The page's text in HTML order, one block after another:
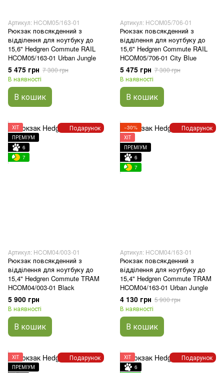
Артикул: HCOM05/163-01
Рюкзак повсякденний з
відділення для ноутбуку до
15,6" Hedgren Commute RAIL
HCOM05/163-01 Urban Jungle
5 475 грн 7 300 грн
В наявності
В кошик
Артикул: HCOM05/706-01
Рюкзак повсякденний з
відділення для ноутбуку до
15,6" Hedgren Commute RAIL
HCOM05/706-01 City Blue
5 475 грн 7 300 грн
В наявності
В кошик
Подарунок
ХІТ
ПРЕМІУМ
6
7
Артикул: HCOM04/003-01
Рюкзак повсякденний з
відділення для ноутбуку до
15,4" Hedgren Commute TRAM
HCOM04/003-01 Black
5 900 грн
В наявності
В кошик
Подарунок
−30%
ХІТ
ПРЕМІУМ
6
7
Артикул: HCOM04/163-01
Рюкзак повсякденний з
відділення для ноутбуку до
15,4" Hedgren Commute TRAM
HCOM04/163-01 Urban Jungle
4 130 грн 5 900 грн
В наявності
В кошик
Подарунок
ХІТ
ПРЕМІУМ
Подарунок
ХІТ
6